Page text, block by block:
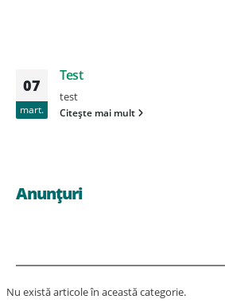
07
mart.
Test
test
Citește mai mult
Anunțuri
Nu există articole în această categorie.